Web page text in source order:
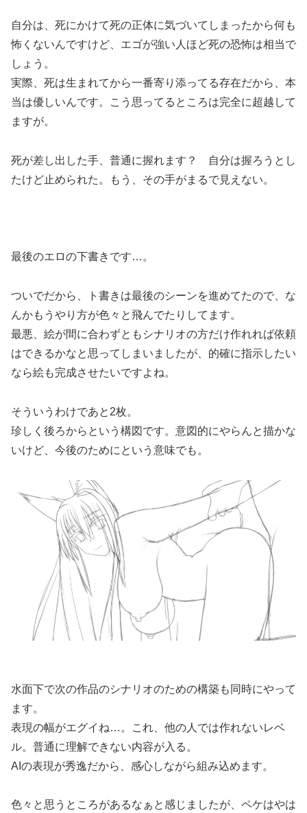
自分は、死にかけて死の正体に気づいてしまったから何も
怖くないんですけど、エゴが強い人ほど死の恐怖は相当で
しょう。
実際、死は生まれてから一番寄り添ってる存在だから、本
当は優しいんです。こう思ってるところは完全に超越して
ますが。
死が差し出した手、普通に握れます？ 自分は握ろうとし
たけど止められた。もう、その手がまるで見えない。
最後のエロの下書きです…。
ついでだから、ト書きは最後のシーンを進めてたので、な
んかもうやり方が色々と飛んでたりしてます。
最悪、絵が間に合わずともシナリオの方だけ作れれば依頼
はできるかなと思ってしまいましたが、的確に指示したい
なら絵も完成させたいですよね。
そういうわけであと2枚。
珍しく後ろからという構図です。意図的にやらんと描かな
いけど、今後のためにという意味でも。
水面下で次の作品のシナリオのための構築も同時にやって
ます。
表現の幅がエグイね…。これ、他の人では作れないレベ
ル。普通に理解できない内容が入る。
AIの表現が秀逸だから、感心しながら組み込めます。
色々と思うところがあるなぁと感じましたが、ペケはやは